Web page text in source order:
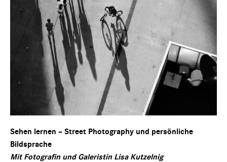
Sehen lernen – Street Photography und persönliche
Bildsprache
Mit Fotografin und Galeristin Lisa Kutzelnig